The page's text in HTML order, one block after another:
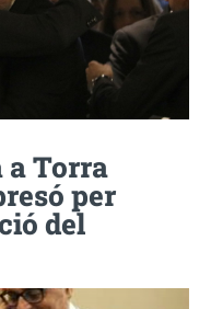
a Torra
per
del